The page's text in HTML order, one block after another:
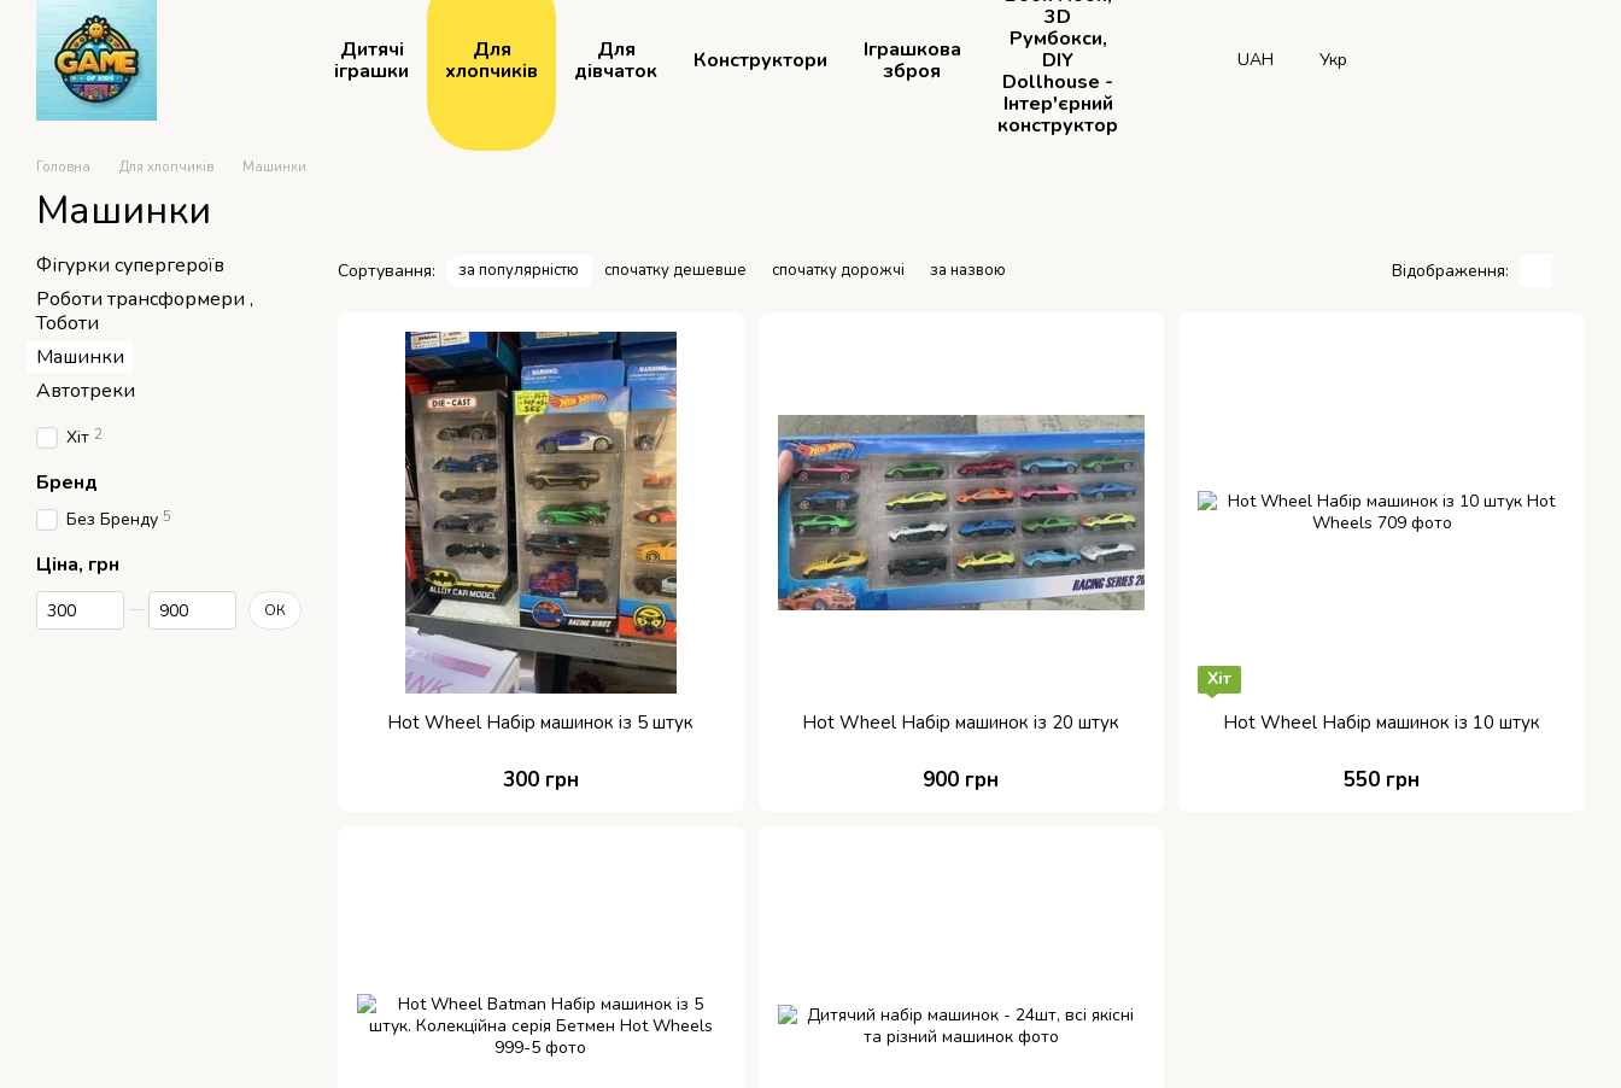
Перейти до основного контенту
Дитячі
іграшки
Для
хлопчиків
Для
дівчаток
Конструктори
Іграшкова
зброя
3D
Румбокси,
DIY
Dollhouse -
Інтер'єрний
конструктор
UAH Укр
Головна Для хлопчиків Машинки
Машинки
Сортування: за популярністю спочатку дешевше спочатку дорожчі за назвою Відображення:
Hot Wheel Набір машинок із 5 штук
300 грн
Hot Wheel Набір машинок із 20 штук
900 грн
Хіт
Hot Wheel Набір машинок із 10 штук
550 грн
Фігурки супергероїв
Роботи трансформери ,
Тоботи
Машинки
Автотреки
Хіт 2
Бренд
Без Бренду 5
Ціна, грн
Від Ціна, грн
До Ціна, грн ОК